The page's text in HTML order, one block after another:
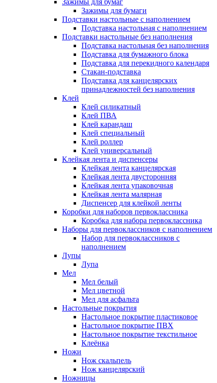
Зажимы для бумаг
Зажимы для бумаги
Подставки настольные с наполнением
Подставка настольная с наполнением
Подставки настольные без наполнения
Подставка настольная без наполнения
Подставка для бумажного блока
Подставка для перекидного календаря
Стакан-подставка
Подставка для канцелярских
принадлежностей без наполнения
Клей
Клей силикатный
Клей ПВА
Клей карандаш
Клей специальный
Клей роллер
Клей универсальный
Клейкая лента и диспенсеры
Клейкая лента канцелярская
Клейкая лента двусторонняя
Клейкая лента упаковочная
Клейкая лента малярная
Диспенсер для клейкой ленты
Коробки для наборов первоклассника
Коробка для набора первоклассника
Наборы для первоклассников с наполнением
Набор для первоклассников с
наполнением
Лупы
Лупа
Мел
Мел белый
Мел цветной
Мел для асфальта
Настольные покрытия
Настольное покрытие пластиковое
Настольное покрытие ПВХ
Настольное покрытие текстильное
Клеёнка
Ножи
Нож скальпель
Нож канцелярский
Ножницы